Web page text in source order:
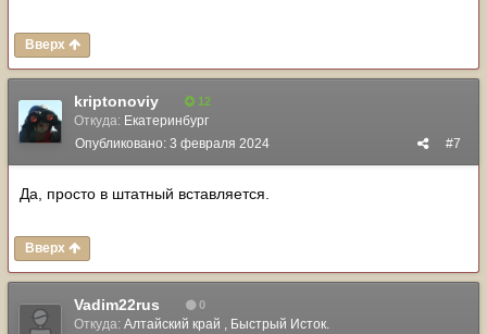
Вверх
kriptonoviy 12
Откуда: Екатеринбург
#7
Опубликовано: 3 февраля 2024
Да, просто в штатный вставляется.
Вверх
Vadim22rus 0
Откуда: Алтайский край , Быстрый Исток.